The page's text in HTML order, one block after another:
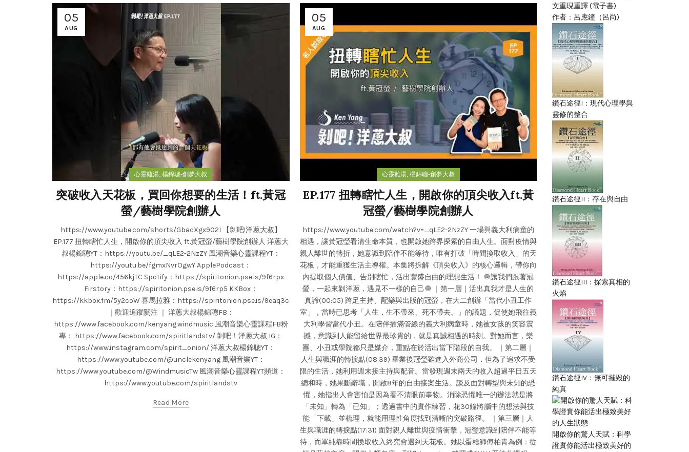
05
AUG
心靈雞湯,楊錦聰-創夢大叔
突破收入天花板，買回你想要的生活！ft.黃冠
螢/藝樹學院創辦人
https://www.youtube.com/shorts/GbacXgx902I 【剝吧!洋蔥大叔】
EP.177 扭轉瞎忙人生，開啟你的頂尖收入 ft.黃冠螢/藝樹學院創辦人 洋蔥大
叔楊錦聰YT：https://youtu.be/_qLE2-2NzZY 風潮音樂心靈課程YT：
https://youtu.be/fgmxNvrOgwY ApplePodcast：
https://apple.co/456kjTC Spotify：https://spiritonion.pse.is/9f6rpx
Firstory：https://spiritonion.pse.is/9f6rp5 KKBox：
https://kkbox.fm/5y2coW 喜馬拉雅：https://spiritonion.pse.is/9eaq3c
｜歡迎追蹤關注 ｜ 洋蔥大叔楊錦聰FB：
https://www.facebook.com/kenyang.windmusic 風潮音樂心靈課程FB粉
專： https://www.facebook.com/spiritlandstv/ 剝吧！洋蔥大叔 IG：
https://www.instagram.com/spirit_onion/ 洋蔥大叔楊錦聰YT：
https://www.youtube.com/@unclekenyang 風潮音樂YT：
https://www.youtube.com/@WindmusicTw 風潮音樂心靈課程YT頻道：
https://www.youtube.com/spiritlandstv
Read More
05
AUG
心靈雞湯, 楊錦聰-創夢大叔
EP.177 扭轉瞎忙人生，開啟你的頂尖收入ft.黃
冠螢/藝樹學院創辦人
https://www.youtube.com/watch?v=_qLE2-2NzZY 一場與義大利病童的
相遇，讓黃冠瑩看清生命本質，也開啟她跨界探索的自由人生。面對疫情與
親人離世的轉折，她意識到陪伴不能等待，唯有打破「時間換取收入」的天
花板，才能重獲生活主導權。本集將拆解《頂尖收入》的核心邏輯，帶你向
內提取個人價值、告別瞎忙，活出豐盛自由的理想生活！ 🧅讓我們跟著冠
螢，一起來剝洋蔥，遇見不一樣的自己🧅 ｜第一層｜活出真我才是人生的
真諦(00:05) 跨足主持、配樂與出版的冠螢，在大二創辦「當代小丑工作
室」，當時已思考「人生，生不帶來、死不帶去。」的議題，促使她飛往義
大利學習當代小丑。在陪伴插滿管線的義大利病童時，她被女孩的笑容震
撼，意識到人能留給世界最珍貴的，就是真誠相遇的時刻。對她而言，樂
團、小丑或學院都只是媒介，重點在於活出當下階段的自我。 ｜第二層｜
人生與職涯的轉捩點(08:39) 畢業後冠瑩雖進入外商公司，但為了追求不受
限的生活，她利用週末接主持與配音。當發現週末兩天的收入超過平日五天
總和時，她果斷辭職，開啟8年的自由接案生活。談及面對轉型與未知的恐
懼，她指出人會害怕是因為看不清眼前事物。消除恐懼唯一的辦法就是將
「未知」轉為「已知」；透過書中的實作練習，花30鐘將腦中的想法與技
能「下載」並梳理，就能用理性角度找到清晰的突破路徑。 ｜第三層｜人
生與職涯的轉捩點(17:31) 面對親人離世與疫情衝擊，冠瑩意識到陪伴不能等
待，而單純靠時間換取收入終究會遇到天花板。她以蛋糕師傅柏青為例：從
04
放鬆你的肩頸，只需要一
https://www.youtube.com/shorts/
增強核心力量， 找回肩頸的輕鬆感 ft.治
https://youtu.be/sJKcFvxuQ2s 風
https://apple.co/4yN2FBN Spotify：
https://kkbox.fm/1y2hd2 喜馬拉雅：
文重現重譯 (電子書)
作者：呂應鐘（呂尚)
鑽石途徑I：現代心理學與
靈修的整合
鑽石途徑II：存在與自由
鑽石途徑III：探索真相的
火焰
鑽石途徑IV：無可摧毀的
純真
開啟你的驚人天賦：科學
證實你能活出極致美好的